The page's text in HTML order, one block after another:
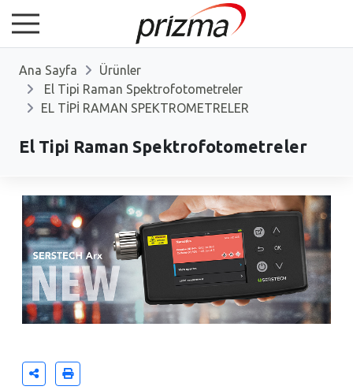
Ana Sayfa
Ürünler
El Tipi Raman Spektrofotometreler
EL TİPİ RAMAN SPEKTROMETRELER
El Tipi Raman Spektrofotometreler